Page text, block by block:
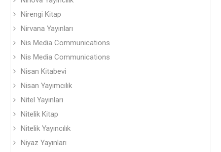
Nirengi Kitap
Nirvana Yayınları
Nis Media Communications
Nis Media Communications
Nisan Kitabevi
Nisan Yayımcılık
Nitel Yayınları
Nitelik Kitap
Nitelik Yayıncılık
Niyaz Yayınları